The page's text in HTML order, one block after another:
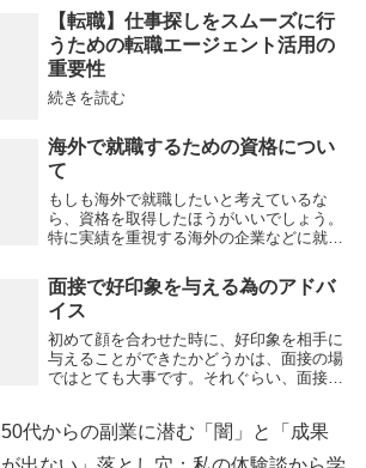
情報にはミスマッチがあることが少なくあ
りません。求人を出す理由や、詳細な仕事
の内容、必要...
【転職】仕事探しをスムーズに行
うための転職エージェント活用の
重要性
続きを読む
海外で就職するための資格につい
て
もしも海外で就職したいと考えているな
ら、資格を取得したほうがいいでしょう。
特に実績を重視する海外の企業などに就職
が増す傾向にあります。海外の企業は、学
歴より、実績やスキルを重視します。その
ため、スキルの...
面接で好印象を与える為のアドバ
イス
初めて顔を合わせた時に、好印象を相手に
与えることができたかどうかは、面接の場
ではとても大事です。それぐらい、面接試
いけません。外見がよければ、人格もいい
という保証は...
50代からの副業に潜む「闇」と「成果